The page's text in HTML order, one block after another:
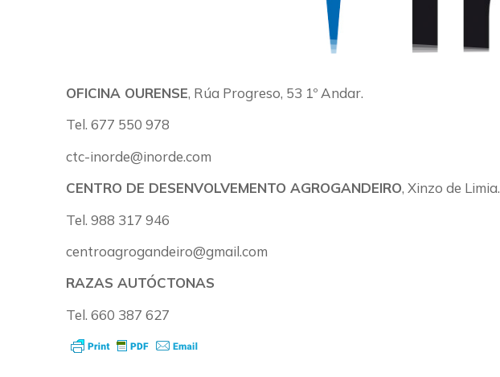
OFICINA OURENSE, Rúa Progreso, 53 1º Andar.
Tel. 677 550 978
ctc-inorde@inorde.com
CENTRO DE DESENVOLVEMENTO AGROGANDEIRO, Xinzo de Limia.
Tel. 988 317 946
centroagrogandeiro@gmail.com
RAZAS AUTÓCTONAS
Tel. 660 387 627